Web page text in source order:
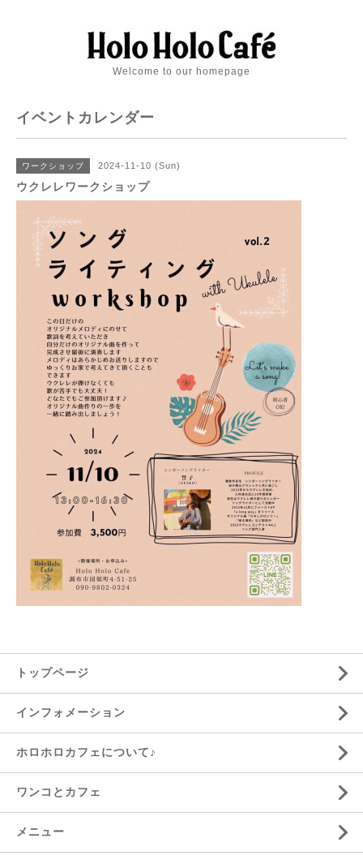
Welcome to our homepage
イベントカレンダー
ワークショップ 2024-11-10 (Sun)
ウクレレワークショップ
トップページ
インフォメーション
ホロホロカフェについて♪
ワンコとカフェ
メニュー